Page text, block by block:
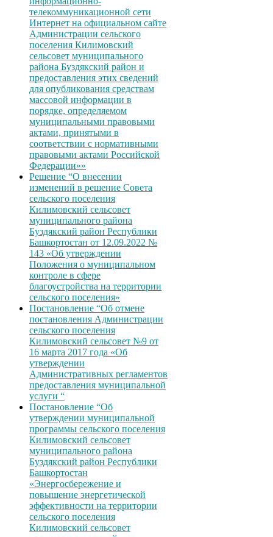
телекоммуникационной сети
Интернет на официальном сайте
Администрации сельского
поселения Килимовский
сельсовет муниципального
района Буздякский район и
предоставления этих сведений
для опубликования средствам
массовой информации в
порядке, определяемом
муниципальными правовыми
актами, принятыми в
соответствии с нормативными
правовыми актами Российской
Федерации»»
Решение “О внесении
изменений в решение Совета
сельского поселения
Килимовский сельсовет
муниципального района
Буздякский район Республики
Башкортостан от 12.09.2022 №
143 «Об утверждении
Положения о муниципальном
контроле в сфере
благоустройства на территории
сельского поселения»
Постановление “Об отмене
постановления Администрации
сельского поселения
Килимовский сельсовет №9 от
16 марта 2017 года «Об
утверждении
Административных регламентов
предоставления муниципальной
услуги “
Постановление “Об
утверждении муниципальной
программы сельского поселения
Килимовский сельсовет
муниципального района
Буздякский район Республики
Башкортостан
«Энергосбережение и
повышение энергетической
эффективности на территории
сельского поселения
Килимовский сельсовет